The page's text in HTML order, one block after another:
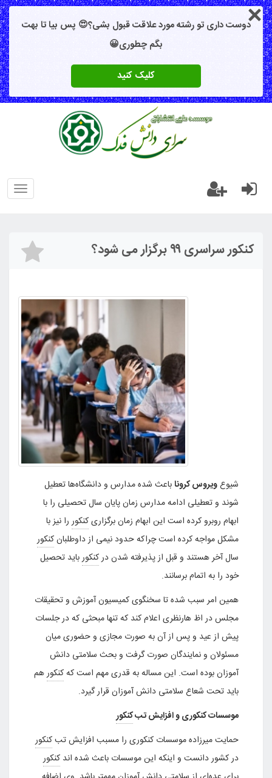
دوست داری تو رشته مورد علاقت قبول بشی؟😍 پس بیا تا بهت
بگم چطوری😀
کلیک کنید
کنکور سراسری ۹۹ برگزار می شود؟
شیوعویروس کرونا باعث شده مدارس و دانشگاه‌ها تعطیل
شوند و تعطیلی ادامه مدارس زمان پایان سال تحصیلی را با
ابهام روبرو کرده است این ابهام زمان برگزاریکنکوررا نیز با
مشکل مواجه کرده است چراکه حدود نیمی از داوطلبانکنکور
سال آخر هستند و قبل از پذیرفته شدن درکنکورباید تحصیل
خود را به اتمام برسانند.
همین امر سبب شده تا سخنگوی کمیسیون آموزش و تحقیقات
مجلس در اظ هارنظری اعلام کند که تنها مبحثی که در جلسات
پیش از عید و پس از آن به صورت مجازی و حضوری میان
مسئولان و نمایندگان صورت گرفت و بحث سلامتی دانش
آموزان بوده است. این مساله به قدری مهم است کهکنکورهم
باید تحت شعاع سلامتی دانش آموزان قرار گیرد.
موسسات کنکوری و افزایش تبکنکور
حمایت میرزاده موسسات کنکوری را مسبب افزایش تبکنکور
در کشور دانست و اینکه این موسسات باعث شده اند کنکور